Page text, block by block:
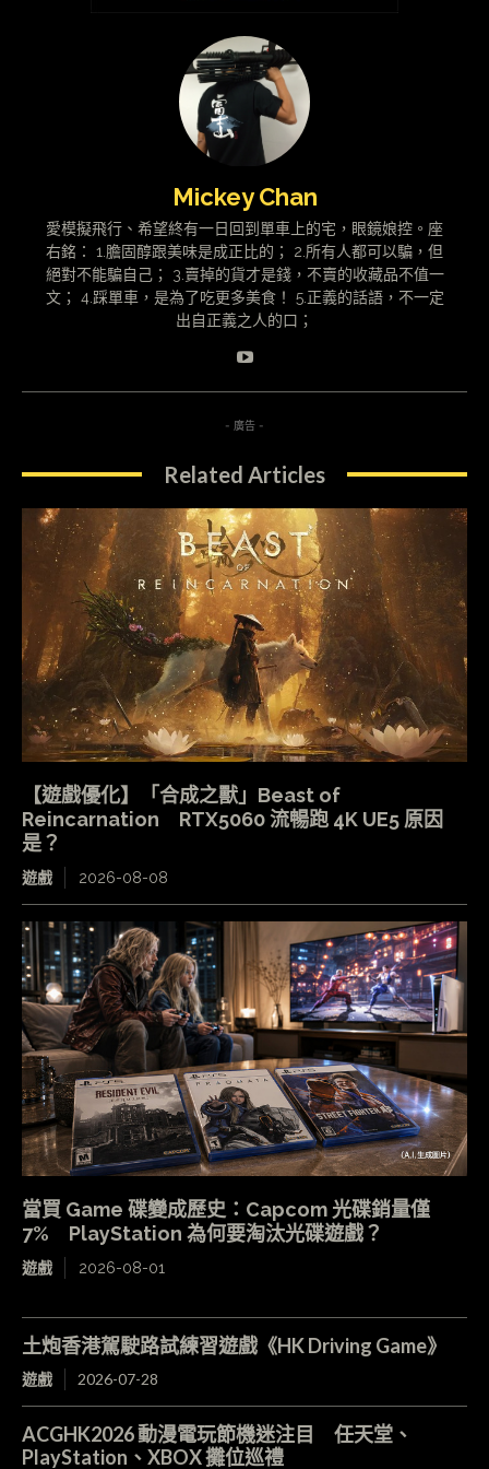
Mickey Chan
愛模擬飛行、希望終有一日回到單車上的宅，眼鏡娘控。座
右銘： 1.膽固醇跟美味是成正比的； 2.所有人都可以騙，但
絕對不能騙自己； 3.賣掉的貨才是錢，不賣的收藏品不值一
文； 4.踩單車，是為了吃更多美食！ 5.正義的話語，不一定
出自正義之人的口；
- 廣告 -
Related Articles
【遊戲優化】「合成之獸」Beast of
Reincarnation RTX5060 流暢跑 4K UE5 原因
是？
遊戲 2026-08-08
當買 Game 碟變成歷史：Capcom 光碟銷量僅
7% PlayStation 為何要淘汰光碟遊戲？
遊戲 2026-08-01
土炮香港駕駛路試練習遊戲《HK Driving Game》
遊戲 2026-07-28
ACGHK2026 動漫電玩節機迷注目 任天堂、
PlayStation、XBOX 攤位巡禮